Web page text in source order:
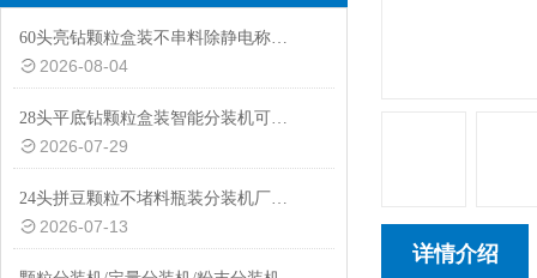
60头亮钻颗粒盒装不串料除静电称重分装机非标定制
2026-08-04
28头平底钻颗粒盒装智能分装机可替换瓶装模具
2026-07-29
24头拼豆颗粒不堵料瓶装分装机厂家热推
2026-07-13
详情介绍